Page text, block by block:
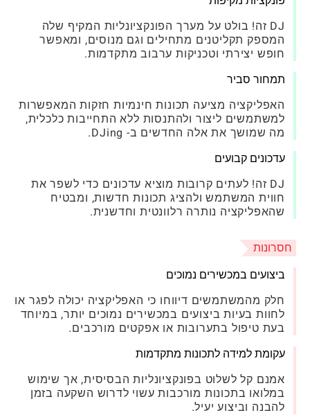
DJ זה! בולט על מערך הפונקציונליות המקיף שלה
המספק תקליטנים מתחילים וגם מנוסים, ומאפשר
חופש יצירתי וטכניקות ערבוב מתקדמות.
תמחור סביר
האפליקציה מציעה תכונות חינמיות חזקות המאפשרות
למשתמשים ליצור ולהתנסות ללא התחייבות כלכלית,
מה שמושך את אלה החדשים ב- DJing.
עדכונים קבועים
DJ זה! לעתים קרובות מוציא עדכונים כדי לשפר את
חווית המשתמש ולהציג תכונות חדשות, ומבטיח
שהאפליקציה נותרה רלוונטית וחדשנית.
חסרונות
ביצועים במכשירים נמוכים
חלק מהמשתמשים דיווחו כי האפליקציה יכולה לפגר או
לחוות בעיות ביצועים במכשירים נמוכים יותר, במיוחד
בעת טיפול בתערובות או אפקטים מורכבים.
עקומת למידה לתכונות מתקדמות
אמנם קל לשלוט בפונקציונליות הבסיסית, אך שימוש
במלואו בתכונות מורכבות עשוי לדרוש השקעה בזמן
להבנה וביצוע יעיל.